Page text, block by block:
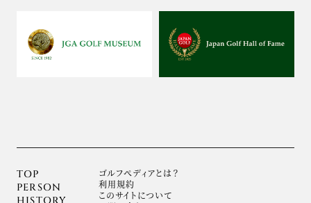
TOP
PERSON
ゴルフぺディアとは？
利用規約
このサイトについて